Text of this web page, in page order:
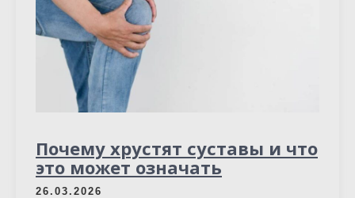
Почему хрустят суставы и что
это может означать
26.03.2026